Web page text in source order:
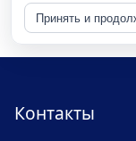
Принять и
Контакты